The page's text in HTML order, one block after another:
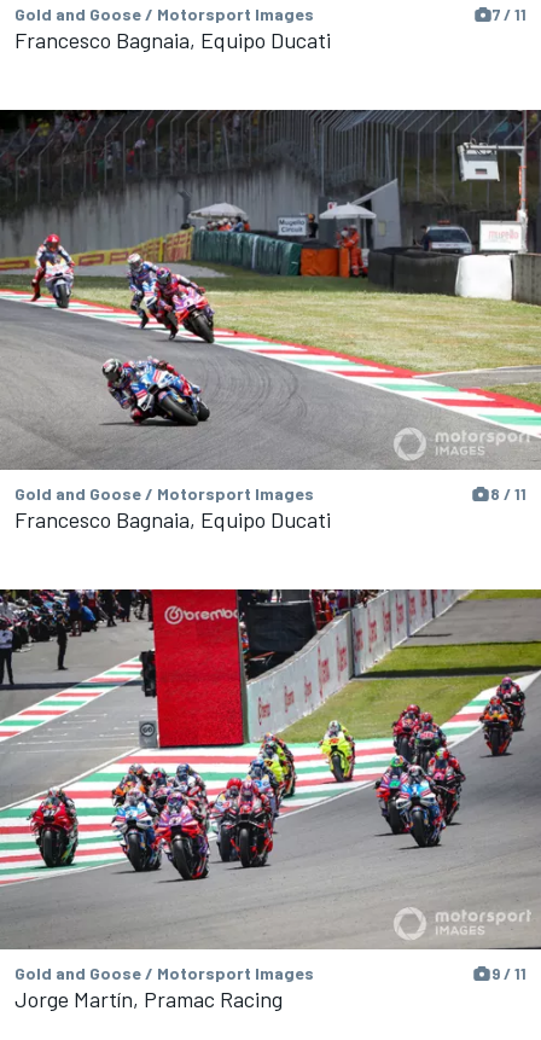
Gold and Goose / Motorsport Images 7 / 11
Francesco Bagnaia, Equipo Ducati
Gold and Goose / Motorsport Images 8 / 11
Francesco Bagnaia, Equipo Ducati
Gold and Goose / Motorsport Images 9 / 11
Jorge Martín, Pramac Racing